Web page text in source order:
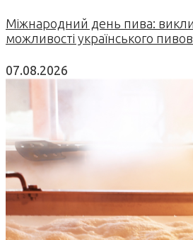
Міжнародний день пива:
можливості українського
07.08.2026